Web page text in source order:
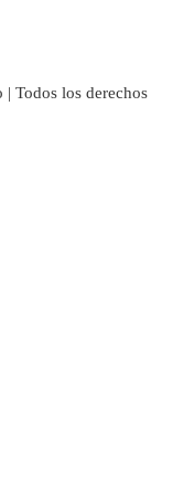
Todos los derechos